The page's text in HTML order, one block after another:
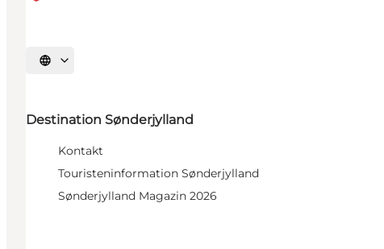
Sprache auswählen
Destination Sønderjylland
Kontakt
Touristeninformation Sønderjylland
Sønderjylland Magazin 2026